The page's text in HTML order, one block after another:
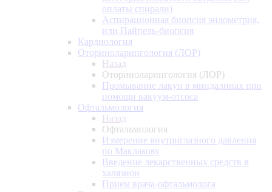
оплаты спирали)
Аспирационная биопсия эндометрия,
или Пайпель-биопсия
Кардиология
Оториноларингология (ЛОР)
Назад
Оториноларингология (ЛОР)
Промывание лакун в миндалинах при
помощи вакуум-отсоса
Офтальмология
Назад
Офтальмология
Измерение внутриглазного давления
по Маклакову
Введение лекарственных средств в
халязион
Прием врача-офтальмолога